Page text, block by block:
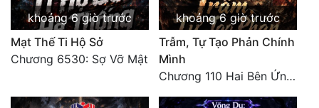
Sát Phạt Quyết Đoán
Vô Sỉ
Điềm Đạm
khoảng 6 giờ trước
Mạt Thế Ti Hộ Sở
Chương 6530: Sợ Vỡ Mật
khoảng 6 giờ trước
Trẫm, Tự Tạo Phản Chính
Mình
Chương 110 Hai Bên Ứng Phó